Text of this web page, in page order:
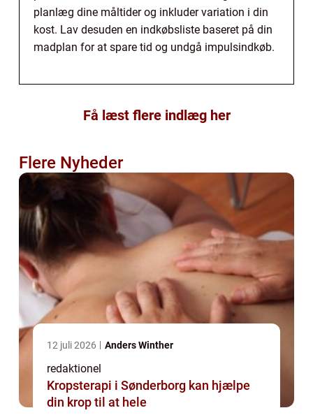
planlæg dine måltider og inkluder variation i din
kost. Lav desuden en indkøbsliste baseret på din
madplan for at spare tid og undgå impulsindkøb.
Få læst flere indlæg her
Flere Nyheder
12 juli 2026 Anders Winther
redaktionel
Kropsterapi i Sønderborg kan hjælpe
din krop til at hele